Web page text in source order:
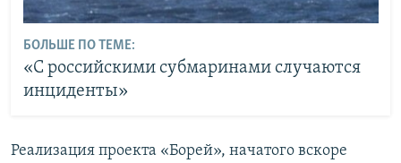
БОЛЬШЕ ПО ТЕМЕ:
«С российскими субмаринами случаются
инциденты»
Реализация проекта «Борей», начатого вскоре